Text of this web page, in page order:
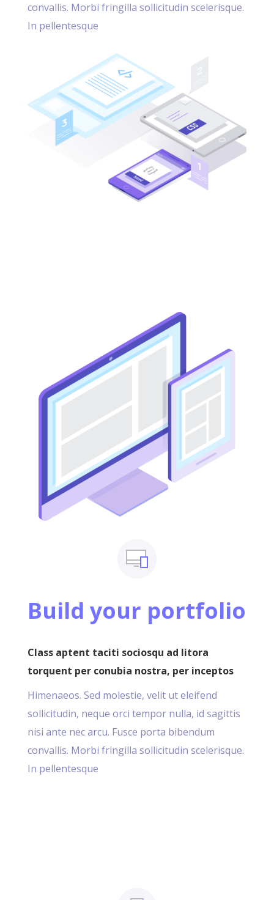
convallis. Morbi fringilla sollicitudin scelerisque.
In pellentesque
Build your portfolio
Class aptent taciti sociosqu ad litora
torquent per conubia nostra, per inceptos
Himenaeos. Sed molestie, velit ut eleifend
sollicitudin, neque orci tempor nulla, id sagittis
nisi ante nec arcu. Fusce porta bibendum
convallis. Morbi fringilla sollicitudin scelerisque.
In pellentesque